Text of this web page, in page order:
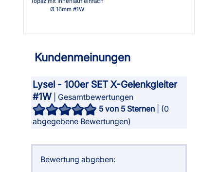
Ø 16mm #1W
Kundenmeinungen
Lysel - 100er SET X-Gelenkgleiter
#1W | Gesamtbewertungen
5von 5 Sternen | (0
abgegebene Bewertungen)
Bewertung abgeben: